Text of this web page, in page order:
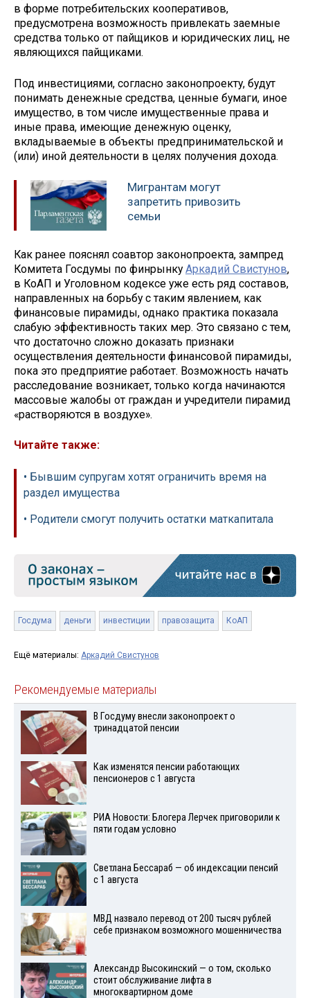
в форме потребительских кооперативов,
предусмотрена возможность привлекать заемные
средства только от пайщиков и юридических лиц, не
являющихся пайщиками.
Под инвестициями, согласно законопроекту, будут
понимать денежные средства, ценные бумаги, иное
имущество, в том числе имущественные права и
иные права, имеющие денежную оценку,
вкладываемые в объекты предпринимательской и
(или) иной деятельности в целях получения дохода.
Мигрантам могут
запретить привозить
семьи
Как ранее пояснял соавтор законопроекта, зампред
Комитета Госдумы по финрынкуАркадий Свистунов,
в КоАП и Уголовном кодексе уже есть ряд составов,
направленных на борьбу с таким явлением, как
финансовые пирамиды, однако практика показала
слабую эффективность таких мер. Это связано с тем,
что достаточно сложно доказать признаки
осуществления деятельности финансовой пирамиды,
пока это предприятие работает. Возможность начать
расследование возникает, только когда начинаются
массовые жалобы от граждан и учредители пирамид
«растворяются в воздухе».
Читайте также:
• Бывшим супругам хотят ограничить время на
раздел имущества
• Родители смогут получить остатки маткапитала
Госдума деньги инвестиции правозащита КоАП
Ещё материалы: Аркадий Свистунов
Рекомендуемые материалы
В Госдуму внесли законопроект о
тринадцатой пенсии
Как изменятся пенсии работающих
пенсионеров с 1 августа
РИА Новости: Блогера Лерчек приговорили к
пяти годам условно
Светлана Бессараб — об индексации пенсий
с 1 августа
МВД назвало перевод от 200 тысяч рублей
себе признаком возможного мошенничества
Александр Высокинский — о том, сколько
стоит обслуживание лифта в
многоквартирном доме